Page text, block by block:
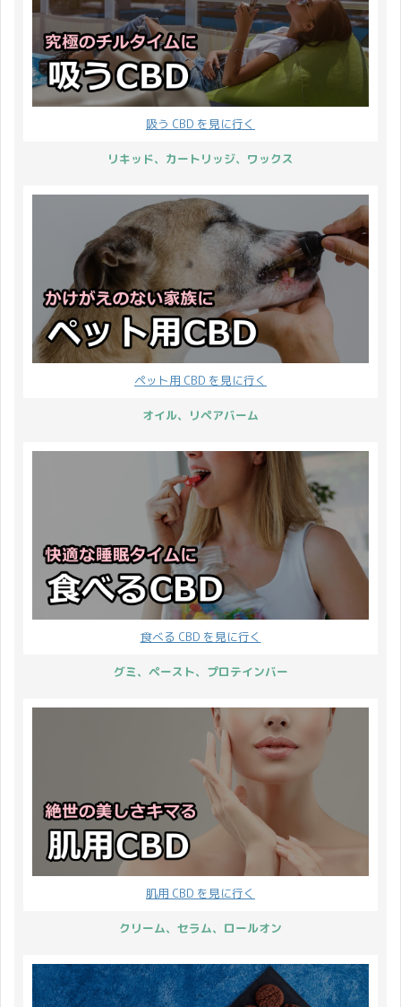
吸う CBD を見に行く
リキッド、カートリッジ、ワックス
ペット用 CBD を見に行く
オイル、リペアバーム
食べる CBD を見に行く
グミ、ペースト、プロテインバー
肌用 CBD を見に行く
クリーム、セラム、ロールオン